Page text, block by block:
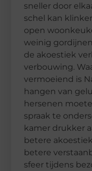
sneller door
schel kan
open
weinig
de akoestiek
verbouwing.
vermoeiend is
hangen van
hersenen
spraak te
kamer drukker
betere
betere
sfeer tijdens